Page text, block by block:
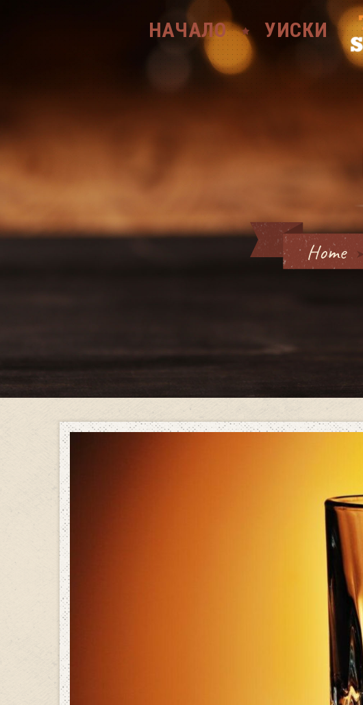
НАЧАЛО УИСКИ
Home